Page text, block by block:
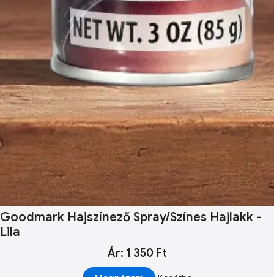
Goodmark Hajszínező Spray/Színes Hajlakk -
Lila
Ár: 1 350 Ft